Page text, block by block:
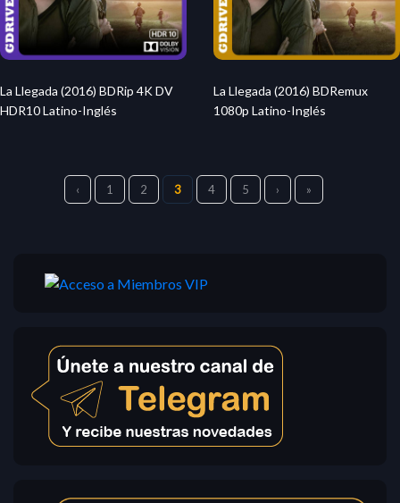
La Llegada (2016) BDRip 4K DV
HDR10 Latino-Inglés
La Llegada (2016) BDRemux
1080p Latino-Inglés
‹ 1 2 3 4 5 › »